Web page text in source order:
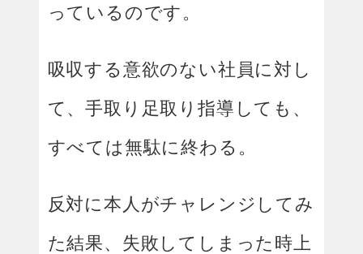
っているのです。
吸収する意欲のない社員に対し
て、手取り足取り指導しても、
すべては無駄に終わる。
反対に本人がチャレンジしてみ
た結果、失敗してしまった時上